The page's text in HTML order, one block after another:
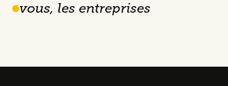
vous, les entreprises